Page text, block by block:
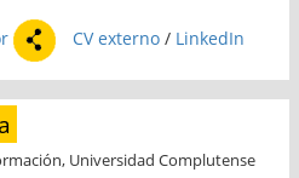
CV externo / LinkedIn
Universidad Complutense